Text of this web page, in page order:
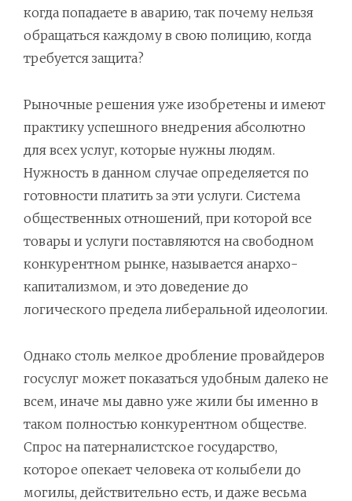
когда попадаете в аварию, так почему нельзя
обращаться каждому в свою полицию, когда
требуется защита?
Рыночные решения уже изобретены и имеют
практику успешного внедрения абсолютно
для всех услуг, которые нужны людям.
Нужность в данном случае определяется по
готовности платить за эти услуги. Система
общественных отношений, при которой все
товары и услуги поставляются на свободном
конкурентном рынке, называется анархо-
капитализмом, и это доведение до
логического предела либеральной идеологии.
Однако столь мелкое дробление провайдеров
госуслуг может показаться удобным далеко не
всем, иначе мы давно уже жили бы именно в
таком полностью конкурентном обществе.
Спрос на патерналистское государство,
которое опекает человека от колыбели до
могилы, действительно есть, и даже весьма